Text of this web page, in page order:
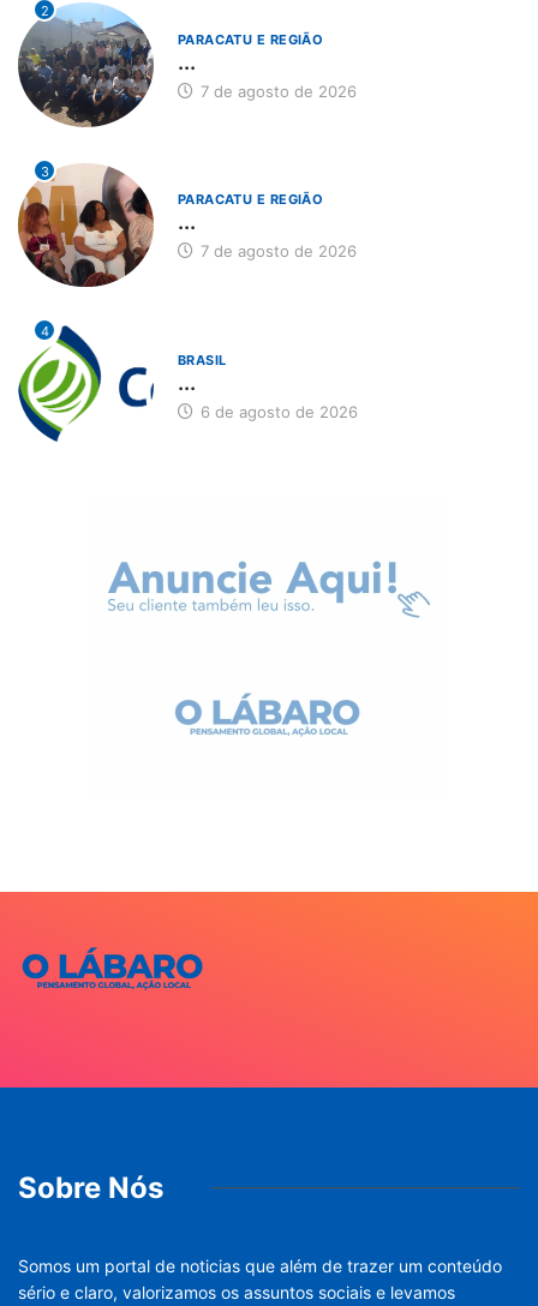
2
PARACATU E REGIÃO
...
7 de agosto de 2026
3
PARACATU E REGIÃO
...
7 de agosto de 2026
4
BRASIL
...
6 de agosto de 2026
Sobre Nós
Somos um portal de noticias que além de trazer um conteúdo
sério e claro, valorizamos os assuntos sociais e levamos